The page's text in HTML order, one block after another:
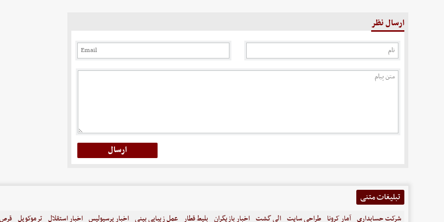
ارسال نظر
تبلیغات متنی
شرکت حسابداری آمار کرونا طراحی سایت الی گشت اخبار بازیگران بلیط قطار عمل زیبایی بینی اخبار پرسپولیس اخبار استقلال ترموکوپل قرص